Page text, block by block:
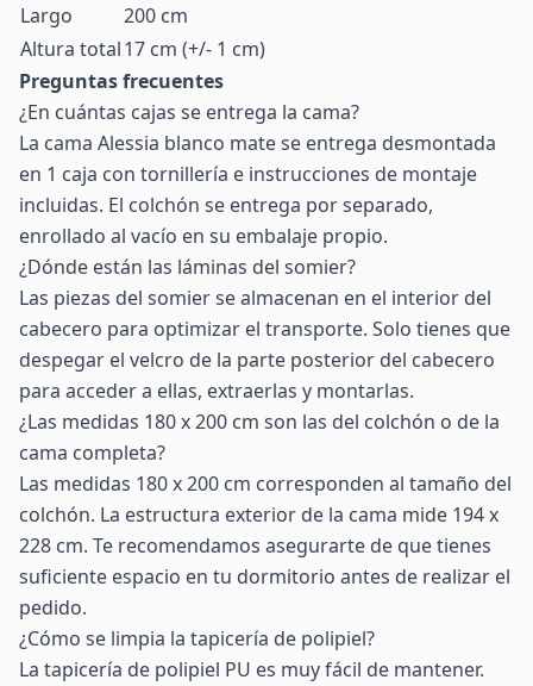
Largo
200 cm
Altura total17 cm (+/- 1 cm)
Preguntas frecuentes
¿En cuántas cajas se entrega la cama?
La cama Alessia blanco mate se entrega desmontada
en 1 caja con tornillería e instrucciones de montaje
incluidas. El colchón se entrega por separado,
enrollado al vacío en su embalaje propio.
¿Dónde están las láminas del somier?
Las piezas del somier se almacenan en el interior del
cabecero para optimizar el transporte. Solo tienes que
despegar el velcro de la parte posterior del cabecero
para acceder a ellas, extraerlas y montarlas.
¿Las medidas 180 x 200 cm son las del colchón o de la
cama completa?
Las medidas 180 x 200 cm corresponden al tamaño del
colchón. La estructura exterior de la cama mide 194 x
228 cm. Te recomendamos asegurarte de que tienes
suficiente espacio en tu dormitorio antes de realizar el
pedido.
¿Cómo se limpia la tapicería de polipiel?
La tapicería de polipiel PU es muy fácil de mantener.